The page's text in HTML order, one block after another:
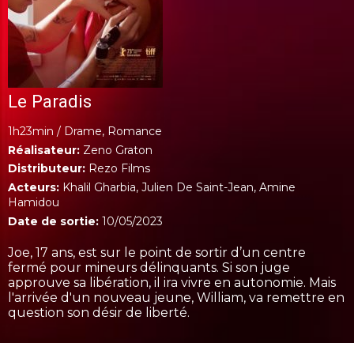
Le Paradis
1h23min / Drame, Romance
Réalisateur: Zeno Graton
Distributeur: Rezo Films
Acteurs: Khalil Gharbia, Julien De Saint-Jean, Amine
Hamidou
Date de sortie: 10/05/2023
Joe, 17 ans, est sur le point de sortir d’un centre
fermé pour mineurs délinquants. Si son juge
approuve sa libération, il ira vivre en autonomie. Mais
l'arrivée d'un nouveau jeune, William, va remettre en
question son désir de liberté.